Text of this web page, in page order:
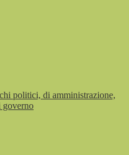
politici, di amministrazione,
governo